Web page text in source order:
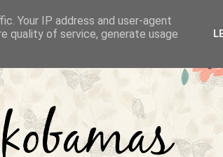
Your IP address and user-agent
quality of service, generate usage